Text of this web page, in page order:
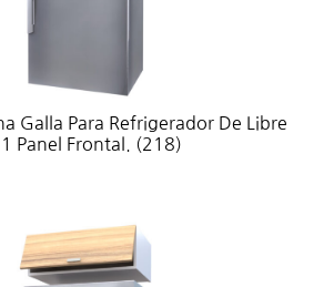
Galla Para Refrigerador De Libre
Panel Frontal. (218)